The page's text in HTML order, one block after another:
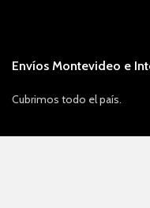
Envíos Montevideo e
Cubrimos todo el país.